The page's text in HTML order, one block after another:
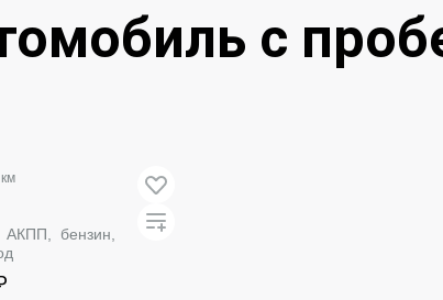
с
АКПП, бензин,